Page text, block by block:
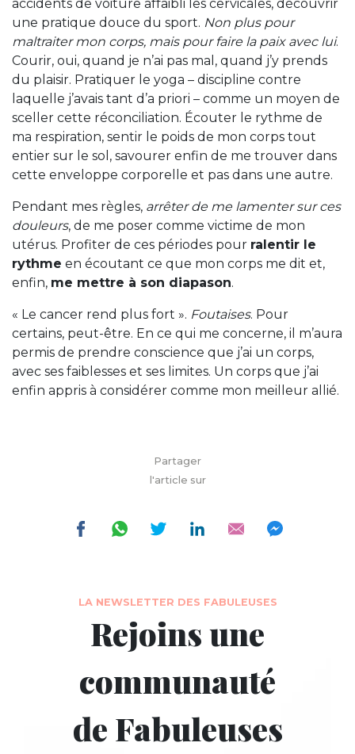
accidents de voiture affaibli les cervicales, découvrir
une pratique douce du sport. Non plus pour
maltraiter mon corps, mais pour faire la paix avec lui.
Courir, oui, quand je n’ai pas mal, quand j’y prends
du plaisir. Pratiquer le yoga – discipline contre
laquelle j’avais tant d’a priori – comme un moyen de
sceller cette réconciliation. Écouter le rythme de
ma respiration, sentir le poids de mon corps tout
entier sur le sol, savourer enfin de me trouver dans
cette enveloppe corporelle et pas dans une autre.
Pendant mes règles, arrêter de me lamenter sur ces
douleurs, de me poser comme victime de mon
utérus. Profiter de ces périodes pour ralentir le
rythme en écoutant ce que mon corps me dit et,
enfin, me mettre à son diapason.
« Le cancer rend plus fort ». Foutaises. Pour
certains, peut-être. En ce qui me concerne, il m’aura
permis de prendre conscience que j’ai un corps,
avec ses faiblesses et ses limites. Un corps que j’ai
enfin appris à considérer comme mon meilleur allié.
Partager
l'article sur
LA NEWSLETTER DES FABULEUSES
Rejoins une
communauté
de Fabuleuses